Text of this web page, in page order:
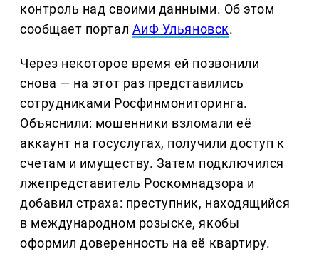
контроль над своими данными. Об этом
сообщает портал АиФ Ульяновск.
Через некоторое время ей позвонили
снова — на этот раз представились
сотрудниками Росфинмониторинга.
Объяснили: мошенники взломали её
аккаунт на госуслугах, получили доступ к
счетам и имуществу. Затем подключился
лжепредставитель Роскомнадзора и
добавил страха: преступник, находящийся
в международном розыске, якобы
оформил доверенность на её квартиру.